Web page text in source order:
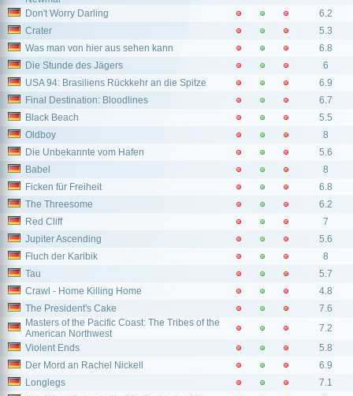
Don't Worry Darling
6.2
Crater
5.3
Was man von hier aus sehen kann
6.8
Die Stunde des Jägers
6
USA 94: Brasiliens Rückkehr an die Spitze
6.9
Final Destination: Bloodlines
6.7
Black Beach
5.5
Oldboy
8
Die Unbekannte vom Hafen
5.6
Babel
8
Ficken für Freiheit
6.8
The Threesome
6.2
Red Cliff
7
Jupiter Ascending
5.6
Fluch der Karibik
8
Tau
5.7
Crawl - Home Killing Home
4.8
The President's Cake
7.6
Masters of the Pacific Coast: The Tribes of the
American Northwest
7.2
Violent Ends
5.8
Der Mord an Rachel Nickell
6.9
Longlegs
7.1